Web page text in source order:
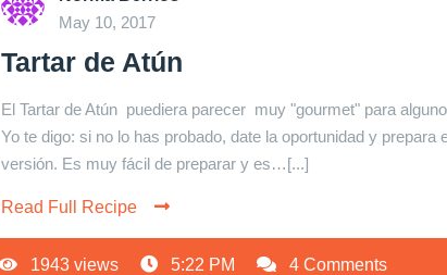
May 10, 2017
Tartar de Atún
El Tartar de Atún puediera parecer muy "gourmet" para
Yo te digo: si no lo has probado, date la oportunidad y prepara
versión. Es muy fácil de preparar y es…[...]
Read Full Recipe
1943 views 5:22 PM 4 Comments